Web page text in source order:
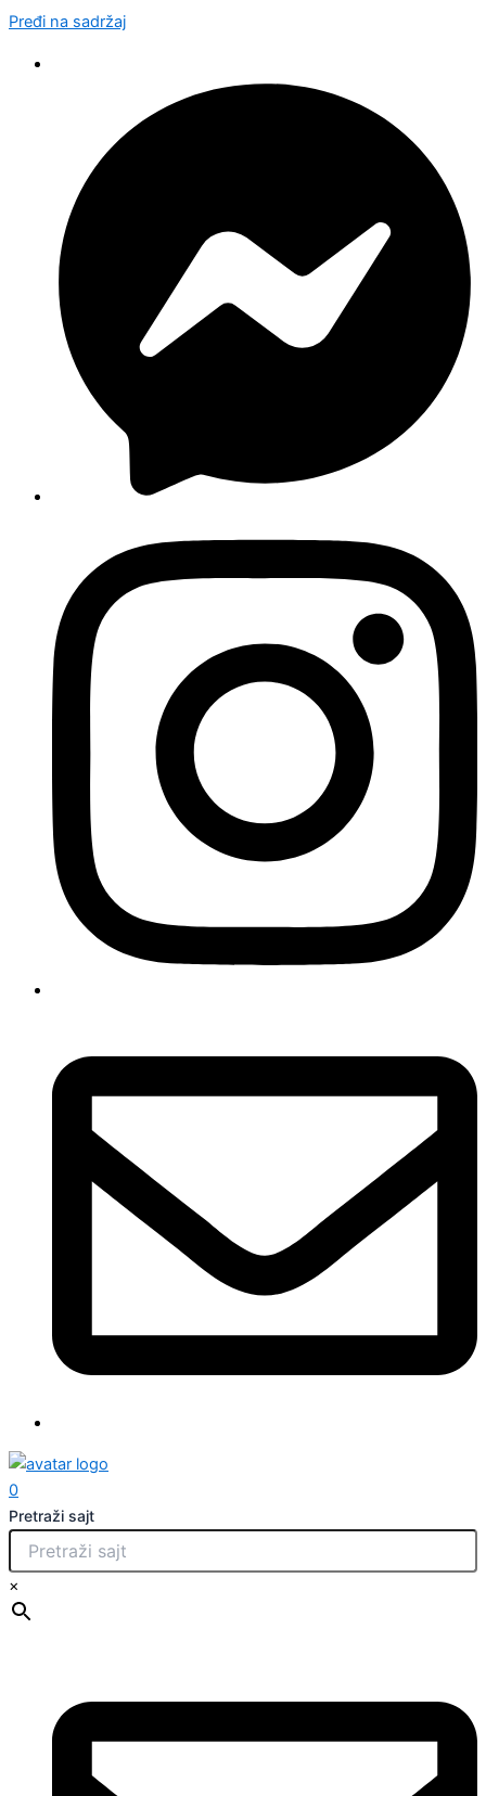
Pređi na sadržaj
0
Pretraži sajt
×